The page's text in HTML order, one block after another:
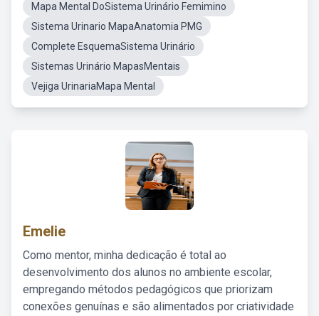
Mapa Mental DoSistema Urinário Femimino
Sistema Urinario MapaAnatomia PMG
Complete EsquemaSistema Urinário
Sistemas Urinário MapasMentais
Vejiga UrinariaMapa Mental
Emelie
Como mentor, minha dedicação é total ao
desenvolvimento dos alunos no ambiente escolar,
empregando métodos pedagógicos que priorizam
conexões genuínas e são alimentados por criatividade